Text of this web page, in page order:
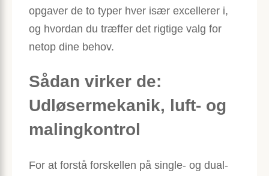
opgaver de to typer hver især excellerer i,
og hvordan du træffer det rigtige valg for
netop dine behov.
Sådan virker de:
Udløsermekanik, luft- og
malingkontrol
For at forstå forskellen på single- og dual-